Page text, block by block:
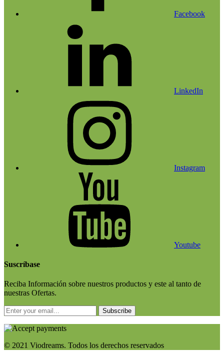
Facebook
LinkedIn
Instagram
Youtube
Suscríbase
Reciba Información sobre nuestros productos y este al tanto de
nuestras Ofertas.
Subscribe
© 2021 Viodreams. Todos los derechos reservados